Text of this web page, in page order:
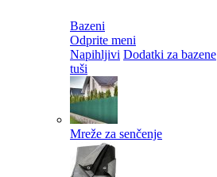
Bazeni
Odprite meni
Napihljivi Dodatki za bazene
tuši
Mreže za senčenje